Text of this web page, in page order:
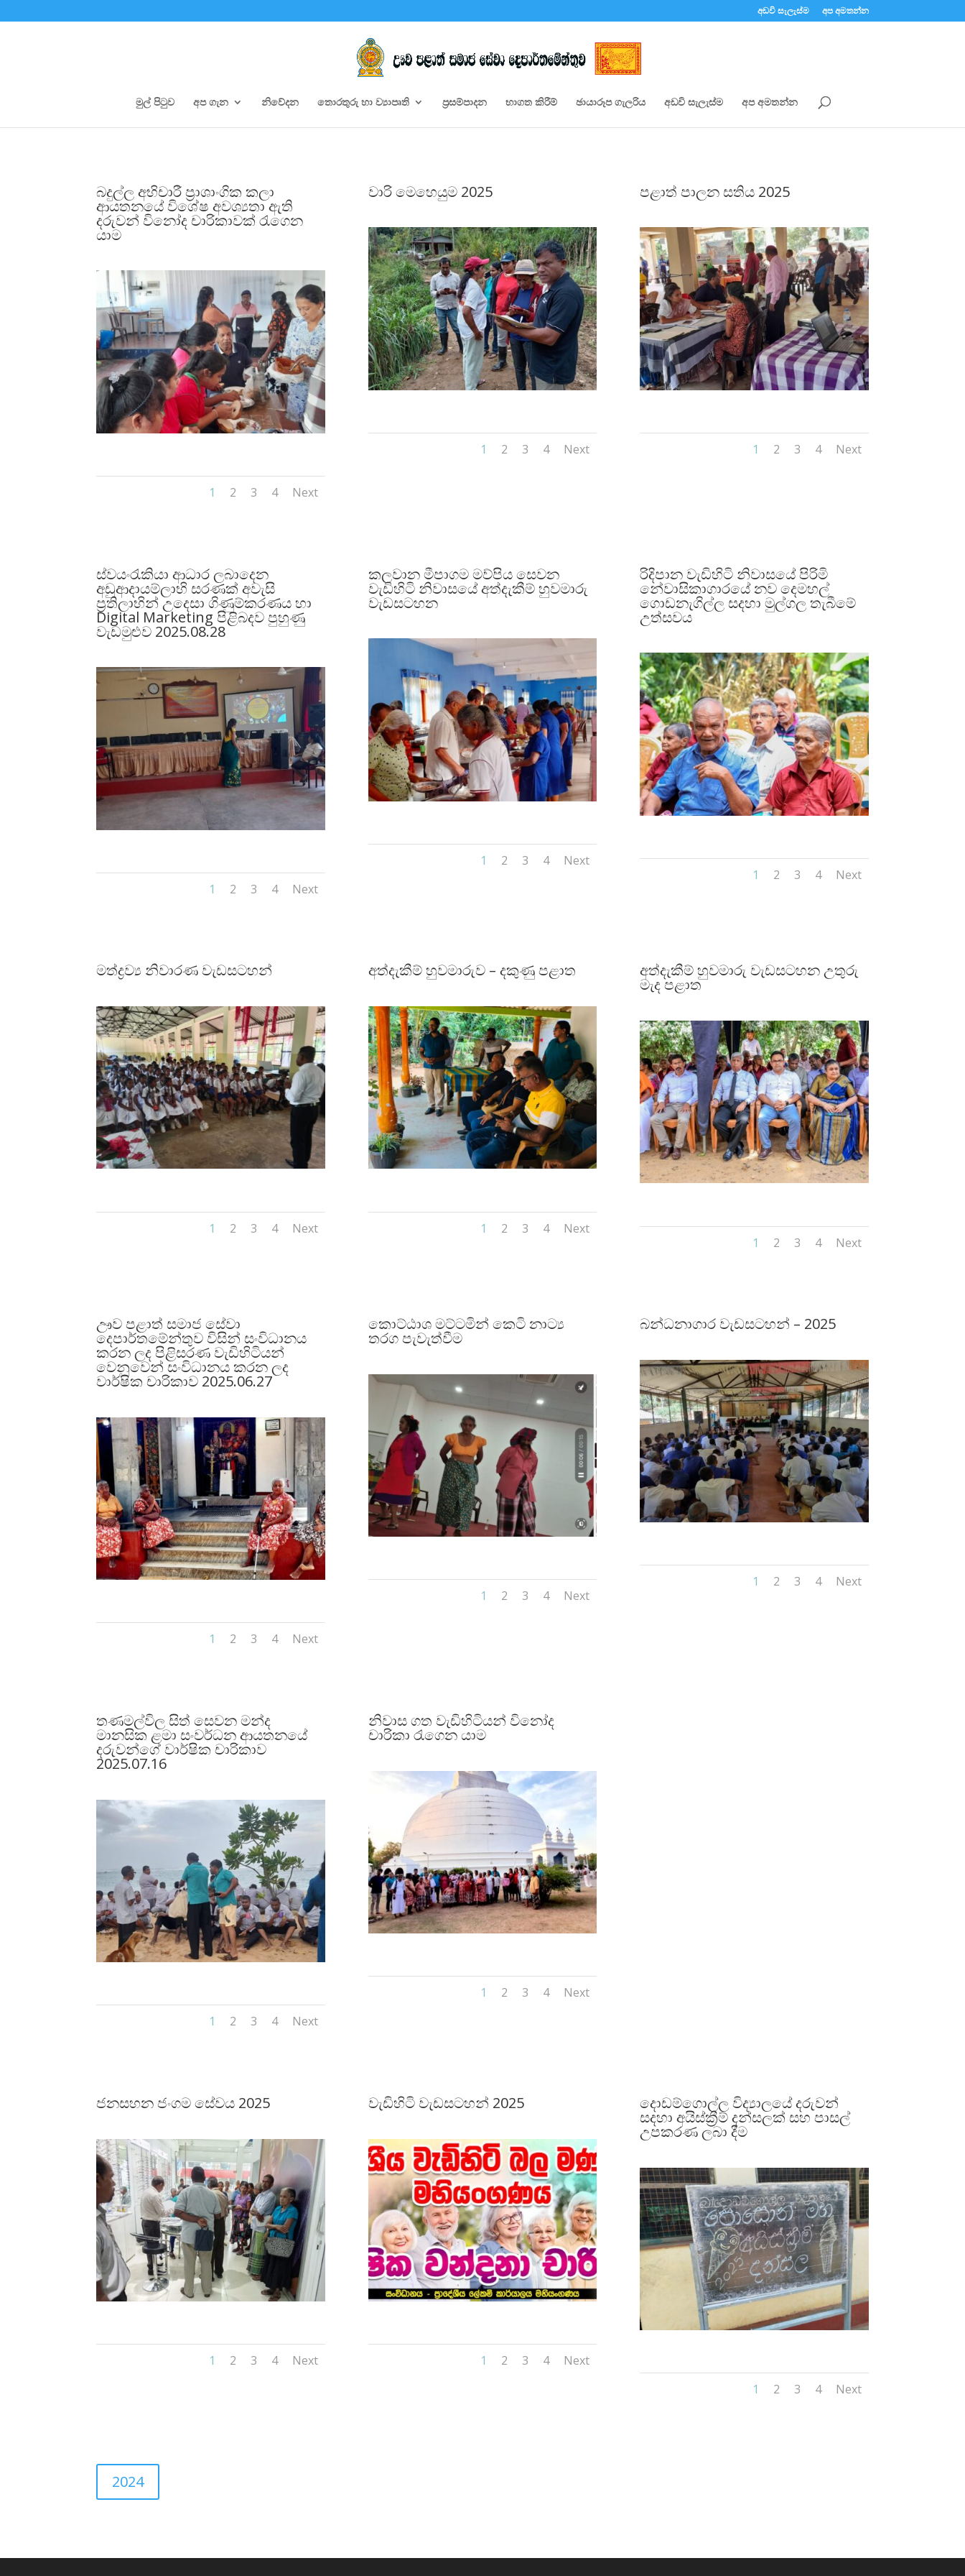
අඩවි සැලැස්ම අප අමතන්න
මුල් පිටුව අප ගැන නිවේදන තොරතුරු හා ව්‍යාපෘති ප්‍රසම්පාදන භාගත කිරීම් ඡායාරූප ගැලරිය අඩවි සැලැස්ම අප අමතන්න
බදුල්ල අභිචාරී ප්‍රාශාංගික කලා
ආයතනයේ විශේෂ අවශ්‍යතා ඇති
දරුවන් විනෝද චාරිකාවක් රැගෙන
යාම
1 2 3 4 Next
වාරි මෙහෙයුම 2025
1 2 3 4 Next
පළාත් පාලන සතිය 2025
1 2 3 4 Next
ස්වයංරැකියා ආධාර ලබාදෙන
අඩුආදායම්ලාභි සරණක් අවැසි
ප්රතිලාභින් උදෙසා ගිණුම්කරණය හා
Digital Marketing පිළිබදව පුහුණු
වැඩමුළුව 2025.08.28
1 2 3 4 Next
කලවාන මීපාගම මව්පිය සෙවන
වැඩිහිටි නිවාසයේ අත්දැකීම් හුවමාරු
වැඩසටහන
1 2 3 4 Next
රිදිපාන වැඩිහිටි නිවාසයේ පිරිමි
නේවාසිකාගාරයේ නව දෙමහල්
⁣ගොඩනැගිල්ල සදහා මුල්ගල තැබීමේ
උත්සවය
1 2 3 4 Next
මත්ද්‍රව්‍ය නිවාරණ වැඩසටහන්
1 2 3 4 Next
අත්දැකීම් හුවමාරුව – දකුණු පළාත
1 2 3 4 Next
අත්දැකීම් හුවමාරු වැඩසටහන උතුරු
මැද පළාත
1 2 3 4 Next
ඌව පළාත් සමාජ සේවා
දෙපාර්තමේන්තුව විසින් සංවිධානය
කරන ලද පිළිසරණ වැඩිහිටියන්
වෙනුවෙන් සංවිධානය කරන ලද
වාර්ෂික චාරිකාව 2025.06.27
1 2 3 4 Next
කොට්ඨාශ මට්ටමින් කෙටි නාට්‍ය
තරග පැවැත්වීම
1 2 3 4 Next
බන්ධනාගාර වැඩසටහන් – 2025
1 2 3 4 Next
තණමල්විල සිත් සෙවන මන්ද
මානසික ළමා සංවර්ධන ආයතනයේ
දරුවන්ගේ වාර්ෂික චාරිකාව
2025.07.16
1 2 3 4 Next
නිවාස ගත වැඩිහිටියන් විනෝද
චාරිකා රැගෙන යාම
1 2 3 4 Next
ජනසහන ජංගම සේවය 2025
1 2 3 4 Next
වැඩිහිටි වැඩසටහන් 2025
1 2 3 4 Next
දොඩම්ගොල්ල විද්‍යාලයේ දරුවන්
සදහා අයිස්ක්‍රීම් දන්සලක් සහ පාසල්
උපකරණ ලබා දීම
1 2 3 4 Next
2024